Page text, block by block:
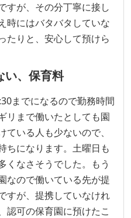
すが、その分丁寧に接し
時にはバタバタしていな
たりと、安心して預けら
い、保育料
までになるので勤務時間
リまで働いたとしても園
いる人も少ないので、
ちになります。土曜日も
くなさそうでした。もう
なので働いている先が提
すが、提携していなけれ
認可の保育園に預けたこ